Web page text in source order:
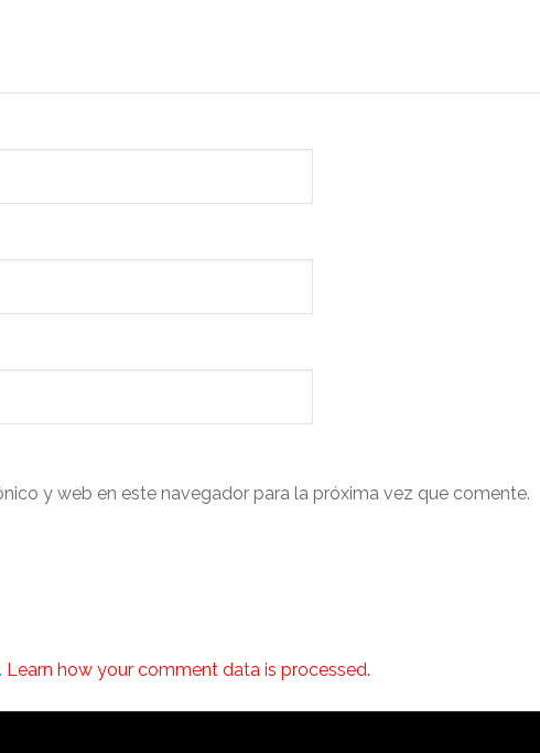
y web en este navegador para la próxima vez que comente.
Learn how your comment data is processed.